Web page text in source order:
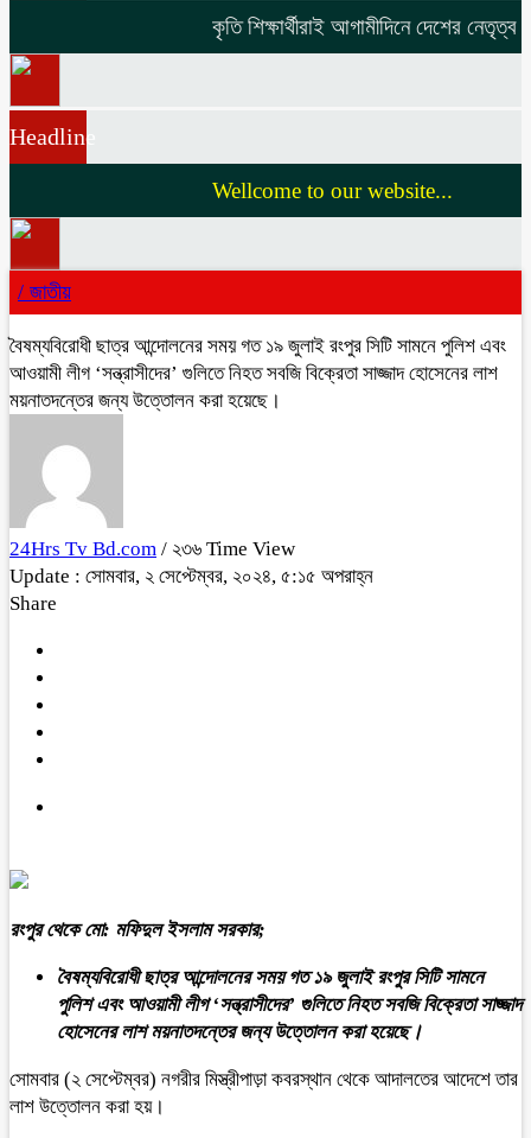
কৃতি শিক্ষার্থীরাই আগামীদিনে দেশের নেতৃত্ব
Headline
Wellcome to our website...
/ জাতীয়
বৈষম্যবিরোধী ছাত্র আন্দোলনের সময় গত ১৯ জুলাই রংপুর সিটি সামনে পুলিশ এবং
আওয়ামী লীগ ‘সন্ত্রাসীদের’ গুলিতে নিহত সবজি বিক্রেতা সাজ্জাদ হোসেনের লাশ
ময়নাতদন্তের জন্য উত্তোলন করা হয়েছে।
24Hrs Tv Bd.com / ২৩৬ Time View
Update : সোমবার, ২ সেপ্টেম্বর, ২০২৪, ৫:১৫ অপরাহ্ন
Share
রংপুর থেকে মো: মফিদুল ইসলাম সরকার;
বৈষম্যবিরোধী ছাত্র আন্দোলনের সময় গত ১৯ জুলাই রংপুর সিটি সামনে
পুলিশ এবং আওয়ামী লীগ ‘সন্ত্রাসীদের’ গুলিতে নিহত সবজি বিক্রেতা সাজ্জাদ
হোসেনের লাশ ময়নাতদন্তের জন্য উত্তোলন করা হয়েছে।
সোমবার (২ সেপ্টেম্বর) নগরীর মিস্ত্রীপাড়া কবরস্থান থেকে আদালতের আদেশে তার
লাশ উত্তোলন করা হয়।